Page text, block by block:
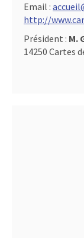
Email :
http://
Président : M.
14250 Cartes